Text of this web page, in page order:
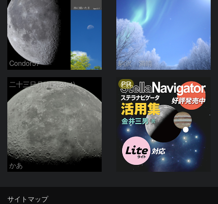
Condor57 駒沢 満晴
二十三日月(月齢21.4)
かあ
PR
サイトマップ